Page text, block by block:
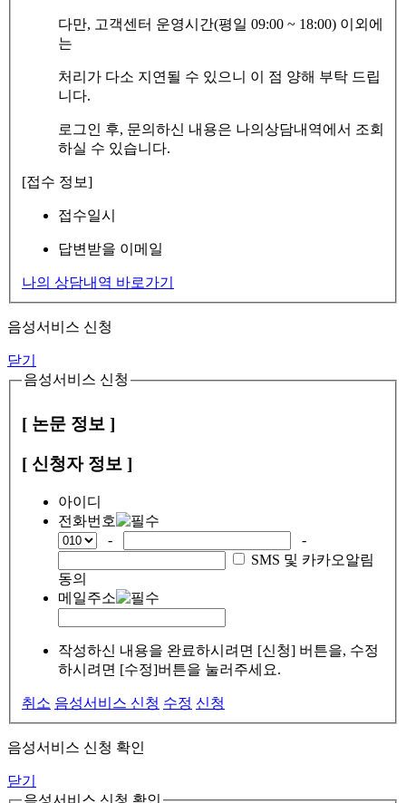
다만, 고객센터 운영시간(평일 09:00 ~ 18:00) 이외에
는
처리가 다소 지연될 수 있으니 이 점 양해 부탁 드립
니다.
로그인 후, 문의하신 내용은 나의상담내역에서 조회
하실 수 있습니다.
[접수 정보]
접수일시
답변받을 이메일
나의 상담내역 바로가기
음성서비스 신청
닫기
음성서비스 신청
[ 논문 정보 ]
[ 신청자 정보 ]
아이디
전화번호
-
-
SMS 및 카카오알림
동의
메일주소
작성하신 내용을 완료하시려면 [신청] 버튼을, 수정
하시려면 [수정]버튼을 눌러주세요.
취소 음성서비스 신청 수정 신청
음성서비스 신청 확인
닫기
음성서비스 신청 확인